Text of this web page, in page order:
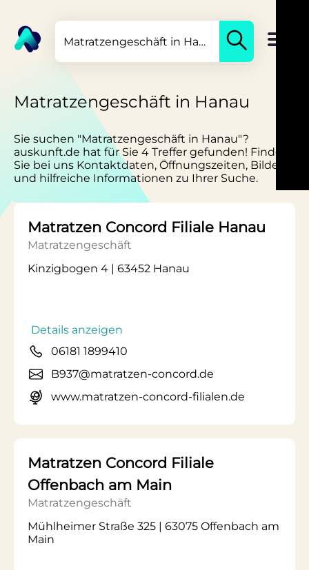
Matratzengeschäft in Hanau
Sie suchen "Matratzengeschäft in Hanau"?
auskunft.de hat für Sie 4 Treffer gefunden! Finden
Sie bei uns Kontaktdaten, Öffnungszeiten, Bilder
und hilfreiche Informationen zu Ihrer Suche.
Matratzen Concord Filiale Hanau
Matratzengeschäft
Kinzigbogen 4 | 63452 Hanau
Details anzeigen
06181 1899410
B937@matratzen-concord.de
www.matratzen-concord-filialen.de
Matratzen Concord Filiale
Offenbach am Main
Matratzengeschäft
Mühlheimer Straße 325 | 63075 Offenbach am
Main